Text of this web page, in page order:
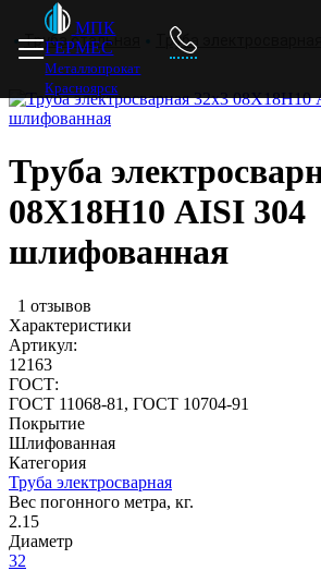
МПК
ГЕРМЕС
Металлопрокат
Красноярск
Труба стальная Труба электросварная
Труба
08Х18Н10 AISI 304
шлифованная
1 отзывов
Характеристики
Артикул:
12163
ГОСТ:
ГОСТ 11068-81, ГОСТ 10704-91
Покрытие
Шлифованная
Категория
Труба электросварная
Вес погонного метра, кг.
2.15
Диаметр
32